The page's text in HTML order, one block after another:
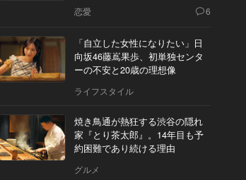
恋愛 6
「自立した女性になりたい」日
向坂46藤嶌果歩、初単独センタ
ーの不安と20歳の理想像
ライフスタイル
焼き鳥通が熱狂する渋谷の隠れ
家『とり茶太郎』。14年目も予
約困難であり続ける理由
グルメ